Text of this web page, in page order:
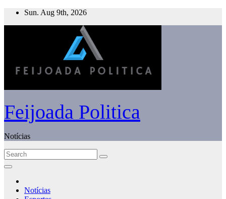
Skip
Sun. Aug 9th, 2026
Feijoada Politica
Notícias
Notícias